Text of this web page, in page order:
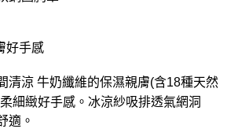
好手感
清涼 牛奶纖維的保濕親膚(含18種天然
細緻好手感。冰涼紗吸排透氣網洞
適。